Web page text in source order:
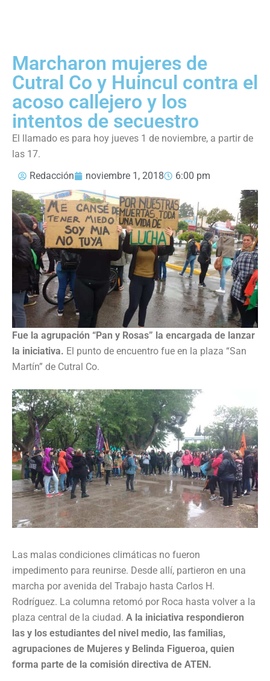
Marcharon mujeres de
Cutral Co y Huincul contra el
acoso callejero y los
intentos de secuestro
El llamado es para hoy jueves 1 de noviembre, a partir de
las 17.
Redacción
noviembre 1, 2018 6:00 pm
Fue la agrupación “Pan y Rosas” la encargada de lanzar
la iniciativa. El punto de encuentro fue en la plaza “San
Martín” de Cutral Co.
Las malas condiciones climáticas no fueron
impedimento para reunirse. Desde allí, partieron en una
marcha por avenida del Trabajo hasta Carlos H.
Rodríguez. La columna retomó por Roca hasta volver a la
plaza central de la ciudad. A la iniciativa respondieron
las y los estudiantes del nivel medio, las familias,
agrupaciones de Mujeres y Belinda Figueroa, quien
forma parte de la comisión directiva de ATEN.